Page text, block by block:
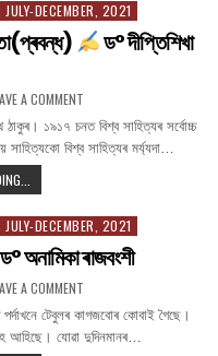
নীলিম
আকাশ
কাশ্যপ
DECEMBER, 2021
ড° দীপ্তিশিখা
A COMMENTON
ৰবীন্দ্ৰনাথ
ঠাকুৰৰ
ৰচনাত
দীপ্তিশিখা
নাথ
ঠাকুৰ। ১৯১৭ চনত বিশ্ব সাহিত্যৰ সৰ্বোচ্চ
সাহিত্যকো বিশ্ব সাহিত্যৰ মৰ্য্যদা…
ৰবীন্দ্ৰনাথ
ঠাকুৰৰ
ৰচনাত
সমন্বয়
চিন্তা(প্ৰবন্ধ)
ড°
দীপ্তিশিখা
নাথ
DECEMBER, 2021
ড° অনামিকা ৰাজবংশী
A COMMENTON
ফাগুনৰ
ফুল(চুটি
গল্প)
টেবুলৰ কাগজবোৰ কোবাই গৈছে।
আহিছে। যোৱা দুদিনমানৰ…